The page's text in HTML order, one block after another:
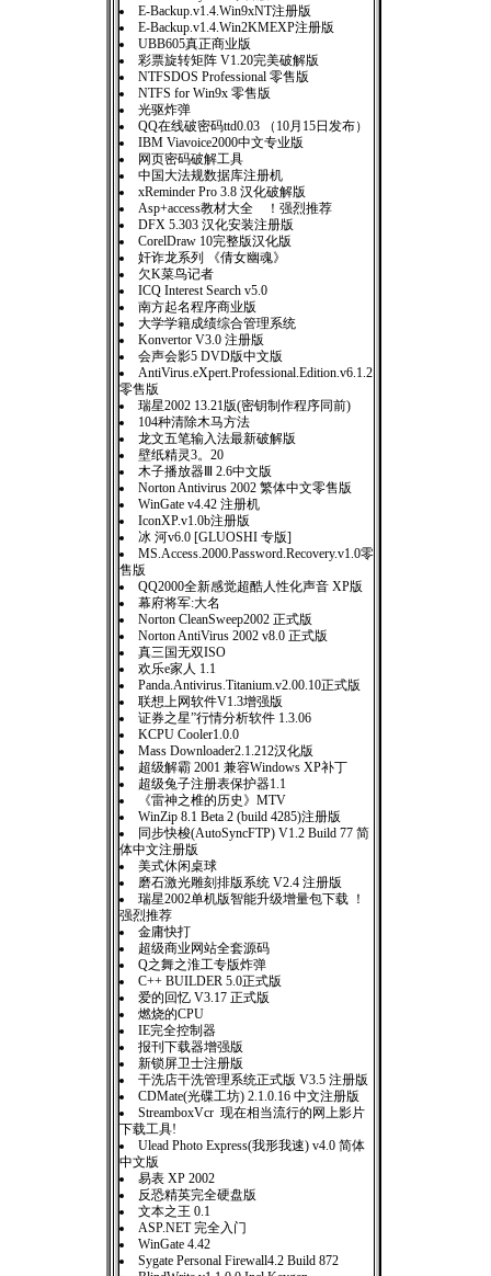
E-Backup.v1.4.Win9xNT注册版
E-Backup.v1.4.Win2KMEXP注册版
UBB605真正商业版
彩票旋转矩阵 V1.20完美破解版
NTFSDOS Professional 零售版
NTFS for Win9x 零售版
光驱炸弹
QQ在线破密码ttd0.03 （10月15日发布）
IBM Viavoice2000中文专业版
网页密码破解工具
中国大法规数据库注册机
xReminder Pro 3.8 汉化破解版
Asp+access教材大全 ！强烈推荐
DFX 5.303 汉化安装注册版
CorelDraw 10完整版汉化版
奸诈龙系列 《倩女幽魂》
欠K菜鸟记者
ICQ Interest Search v5.0
南方起名程序商业版
大学学籍成绩综合管理系统
Konvertor V3.0 注册版
会声会影5 DVD版中文版
AntiVirus.eXpert.Professional.Edition.v6.1.2
零售版
瑞星2002 13.21版(密钥制作程序同前)
104种清除木马方法
龙文五笔输入法最新破解版
壁纸精灵3。20
木子播放器Ⅲ 2.6中文版
Norton Antivirus 2002 繁体中文零售版
WinGate v4.42 注册机
IconXP.v1.0b注册版
冰 河v6.0 [GLUOSHI 专版]
MS.Access.2000.Password.Recovery.v1.0零
售版
QQ2000全新感觉超酷人性化声音 XP版
幕府将军:大名
Norton CleanSweep2002 正式版
Norton AntiVirus 2002 v8.0 正式版
真三国无双ISO
欢乐e家人 1.1
Panda.Antivirus.Titanium.v2.00.10正式版
联想上网软件V1.3增强版
证券之星”行情分析软件 1.3.06
KCPU Cooler1.0.0
Mass Downloader2.1.212汉化版
超级解霸 2001 兼容Windows XP补丁
超级兔子注册表保护器1.1
《雷神之椎的历史》MTV
WinZip 8.1 Beta 2 (build 4285)注册版
同步快梭(AutoSyncFTP) V1.2 Build 77 简
体中文注册版
美式休闲桌球
磨石激光雕刻排版系统 V2.4 注册版
瑞星2002单机版智能升级增量包下载 ！
强烈推荐
金庸快打
超级商业网站全套源码
Q之舞之淮工专版炸弹
C++ BUILDER 5.0正式版
爱的回忆 V3.17 正式版
燃烧的CPU
IE完全控制器
报刊下载器增强版
新锁屏卫士注册版
干洗店干洗管理系统正式版 V3.5 注册版
CDMate(光碟工坊) 2.1.0.16 中文注册版
StreamboxVcr 现在相当流行的网上影片
下载工具!
Ulead Photo Express(我形我速) v4.0 简体
中文版
易表 XP 2002
反恐精英完全硬盘版
文本之王 0.1
ASP.NET 完全入门
WinGate 4.42
Sygate Personal Firewall4.2 Build 872